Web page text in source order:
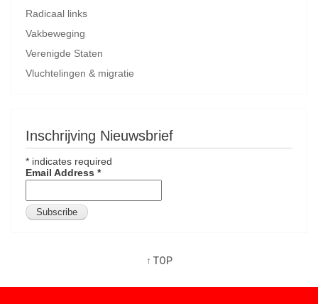
Radicaal links
Vakbeweging
Verenigde Staten
Vluchtelingen & migratie
Inschrijving Nieuwsbrief
* indicates required
Email Address *
↑ TOP